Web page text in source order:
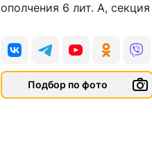
ополчения 6 лит. А,
Подбор по фото